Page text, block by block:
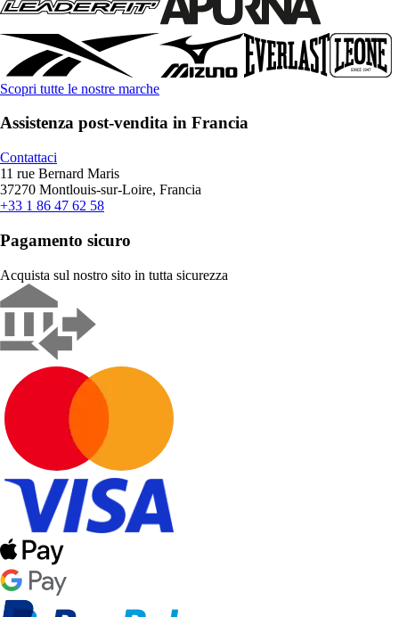
Scopri tutte le nostre marche
Assistenza post-vendita in Francia
Contattaci
11 rue Bernard Maris
37270 Montlouis-sur-Loire, Francia
+33 1 86 47 62 58
Pagamento sicuro
Acquista sul nostro sito in tutta sicurezza